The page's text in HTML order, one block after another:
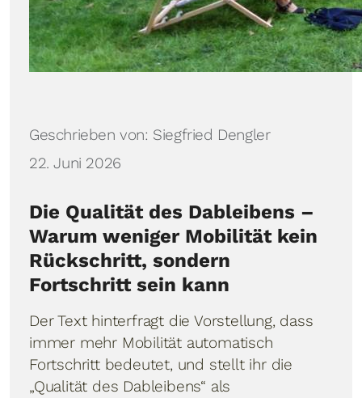
Details
Geschrieben von: Siegfried Dengler
22. Juni 2026
Die Qualität des Dableibens –
Warum weniger Mobilität kein
Rückschritt, sondern
Fortschritt sein kann
Der Text hinterfragt die Vorstellung, dass
immer mehr Mobilität automatisch
Fortschritt bedeutet, und stellt ihr die
„Qualität des Dableibens“ als